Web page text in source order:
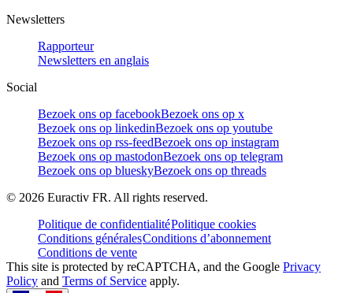
Newsletters
Rapporteur
Newsletters en anglais
Social
Bezoek ons op facebookBezoek ons op x
Bezoek ons op linkedinBezoek ons op youtube
Bezoek ons op rss-feedBezoek ons op instagram
Bezoek ons op mastodonBezoek ons op telegram
Bezoek ons op blueskyBezoek ons op threads
© 2026 Euractiv FR. All rights reserved.
Politique de confidentialitéPolitique cookies
Conditions généralesConditions d’abonnement
Conditions de vente
This site is protected by reCAPTCHA, and the Google Privacy
Policy and Terms of Service apply.